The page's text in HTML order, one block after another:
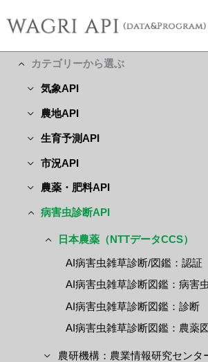
カテゴリーから選ぶ
気象API
農地API
生育予測API
市況API
農薬・肥料API
病害虫診断API
日本農薬（NTTデータCCS）
AI病害虫雑草診断/図鑑：認証
AI病害虫雑草診断図鑑：病害
AI病害虫雑草診断図鑑：診断
AI病害虫雑草診断図鑑：農薬
農研機構：農業情報研究センタ